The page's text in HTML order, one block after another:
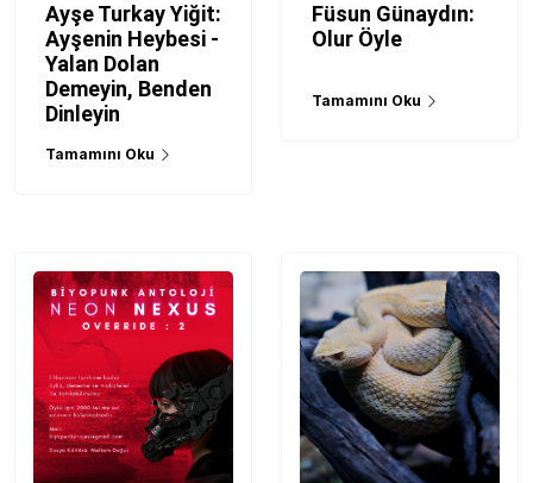
Ayşe Turkay Yiğit:
Ayşenin Heybesi -
Yalan Dolan
Demeyin, Benden
Dinleyin
Tamamını Oku
Füsun Günaydın:
Olur Öyle
Tamamını Oku